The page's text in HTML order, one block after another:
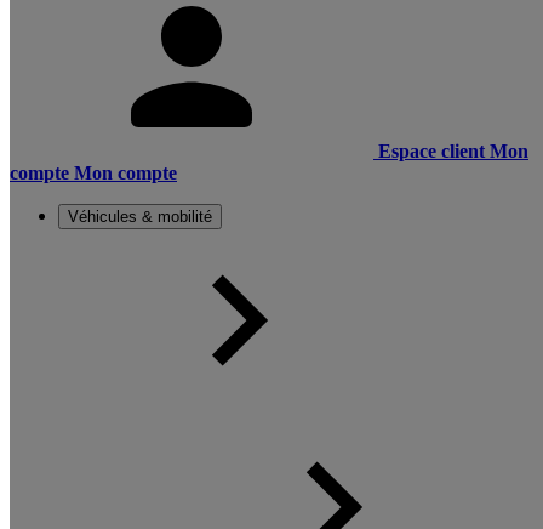
Espace client Mon
compte Mon compte
Véhicules & mobilité